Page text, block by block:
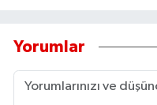
Yorumlar